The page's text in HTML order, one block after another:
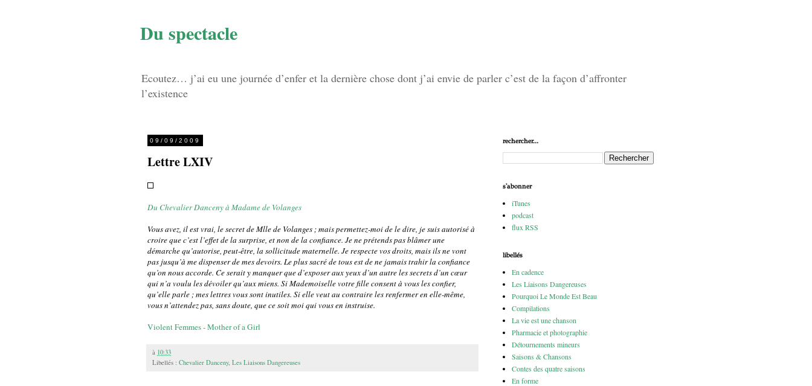
Du spectacle
Ecoutez… j’ai eu une journée d’enfer et la dernière chose dont j’ai envie de parler c’est de la façon d’affronter
l’existence
09/09/2009
Lettre LXIV
Du Chevalier Danceny à Madame de Volanges
Vous avez, il est vrai, le secret de Mlle de Volanges ; mais permettez-moi de le dire, je suis autorisé à
croire que c’est l’effet de la surprise, et non de la confiance. Je ne prétends pas blâmer une
démarche qu’autorise, peut-être, la sollicitude maternelle. Je respecte vos droits, mais ils ne vont
pas jusqu’à me dispenser de mes devoirs. Le plus sacré de tous est de ne jamais trahir la confiance
qu’on nous accorde. Ce serait y manquer que d’exposer aux yeux d’un autre les secrets d’un cœur
qui n’a voulu les dévoiler qu’aux miens. Si Mademoiselle votre fille consent à vous les confier,
qu’elle parle ; mes lettres vous sont inutiles. Si elle veut au contraire les renfermer en elle-même,
vous n’attendez pas, sans doute, que ce soit moi qui vous en instruise.
Violent Femmes - Mother of a Girl
à 10:33
Libellés : Chevalier Danceny, Les Liaisons Dangereuses
rechercher...
s'abonner
iTunes
podcast
flux RSS
libellés
En cadence
Les Liaisons Dangereuses
Pourquoi Le Monde Est Beau
Compilations
La vie est une chanson
Pharmacie et photographie
Détournements mineurs
Saisons & Chansons
Contes des quatre saisons
En forme